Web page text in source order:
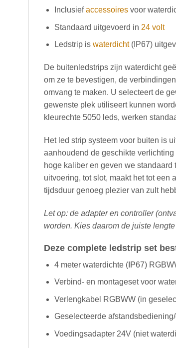
Inclusiefaccessoiresvoor
Standaard uitgevoerd in 24 volt
Ledstrip is waterdicht(IP67)
De buitenledstrips zijn waterdicht
om ze te bevestigen, de
omvang te maken. U selecteert de
gewenste plek utiliseert kunnen
kleurechte 5050 leds, werken
Het led strip systeem voor buiten is
aanhoudend de geschikte
hoge kaliber en geven we
uitvoering, tot slot, maakt het tot
tijdsduur genoeg plezier van zult
Let op: de adapter en controller
worden. Kies daarom de juiste
Deze complete ledstrip set
4 meter waterdichte (IP67)
Verbind- en montageset voor
Verlengkabel RGBWW (in
Geselecteerde
Voedingsadapter 24V (niet